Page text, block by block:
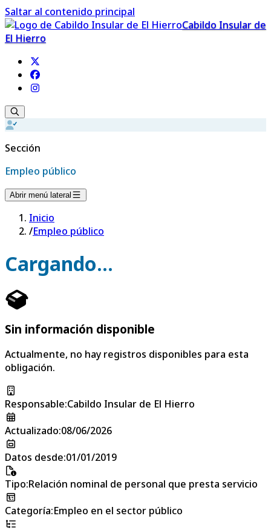
Saltar al contenido principal
Cabildo Insular de
El Hierro
Sección
Empleo público
Abrir menú lateral
Inicio
/Empleo público
Cargando...
Sin información disponible
Actualmente, no hay registros disponibles para esta
obligación.
Responsable:Cabildo Insular de El Hierro
Actualizado:08/06/2026
Datos desde:01/01/2019
Tipo:Relación nominal de personal que presta servicio
Categoría:Empleo en el sector público